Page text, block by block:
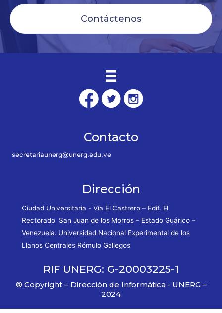
Contáctenos
Contacto
secretariaunerg@unerg.edu.ve
Dirección
Ciudad Universitaria - Vía El Castrero – Edif. El
Rectorado San Juan de los Morros – Estado Guárico –
Venezuela. Universidad Nacional Experimental de los
Llanos Centrales Rómulo Gallegos
RIF UNERG: G-20003225-1
® Copyright – Dirección de Informática - UNERG –
2024